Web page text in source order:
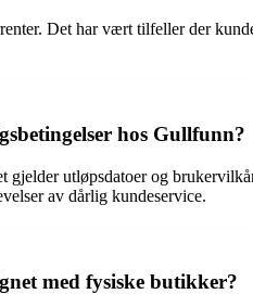
Det har vært tilfeller der
hos Gullfunn?
utløpsdatoer og
av dårlig kundeservice.
med fysiske butikker?